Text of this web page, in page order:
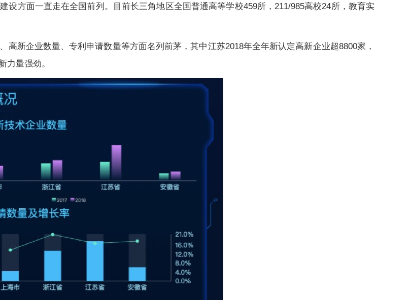
方面一直走在全国前列。目前长三角地区全国普通高等学校459所，211/985高校24所，教育实
企业数量、专利申请数量等方面名列前茅，其中江苏2018年全年新认定高新企业超8800家，
力量强劲。